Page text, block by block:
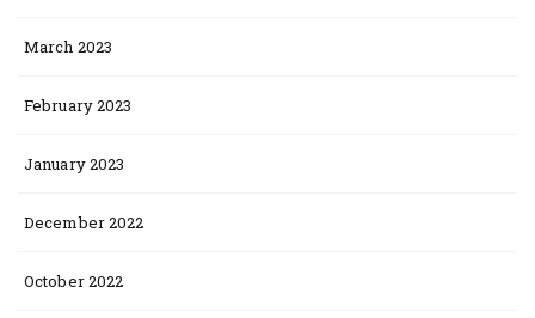
March 2023
February 2023
January 2023
December 2022
October 2022